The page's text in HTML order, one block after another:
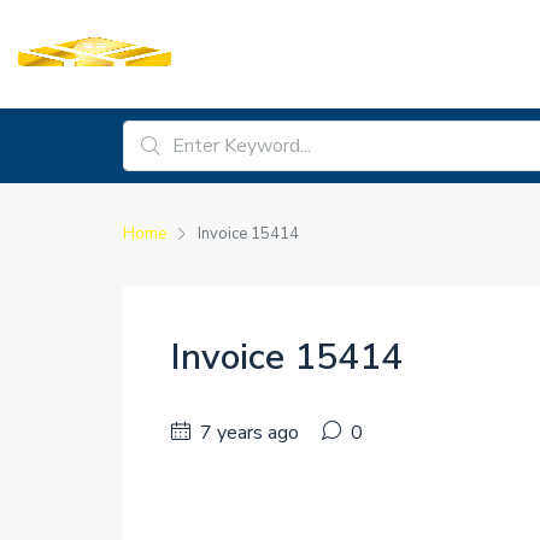
Home Invoice 15414
Invoice 15414
7 years ago 0